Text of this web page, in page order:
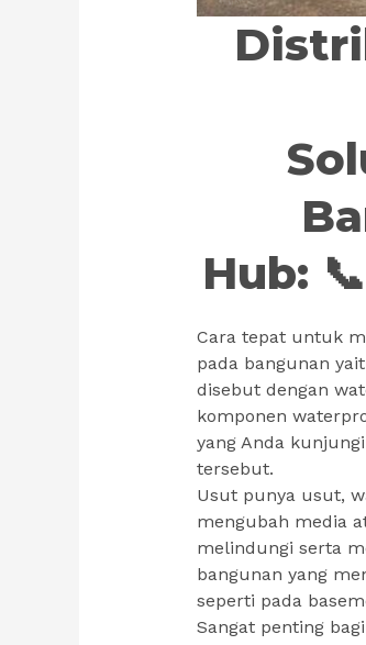
Hub: 📞
Cara tepat untuk
pada bangunan
disebut dengan
komponen
yang Anda
tersebut.
Usut punya usut,
mengubah media
melindungi serta
bangunan yang
seperti pada
Sangat penting